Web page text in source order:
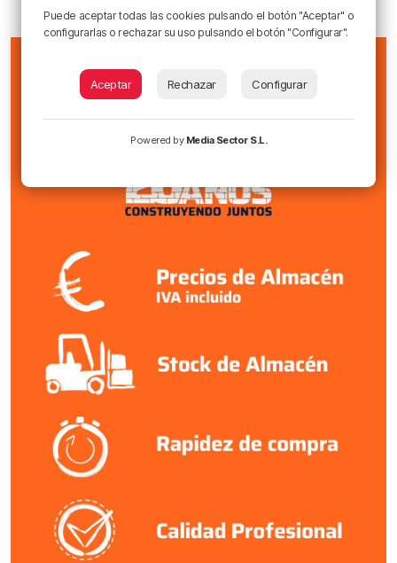
Puede aceptar todas las cookies pulsando el botón "Aceptar" o
configurarlas o rechazar su uso pulsando el botón "Configurar".
Aceptar Rechazar Configurar
Powered by Media Sector S.L.